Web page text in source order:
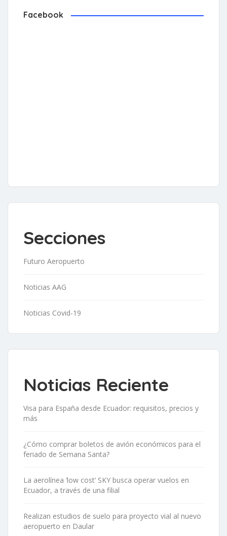
Facebook
Secciones
Futuro Aeropuerto
Noticias AAG
Noticias Covid-19
Noticias Reciente
Visa para España desde Ecuador: requisitos, precios y
más
¿Cómo comprar boletos de avión económicos para el
feriado de Semana Santa?
La aerolínea ‘low cost’ SKY busca operar vuelos en
Ecuador, a través de una filial
Realizan estudios de suelo para proyecto vial al nuevo
aeropuerto en Daular